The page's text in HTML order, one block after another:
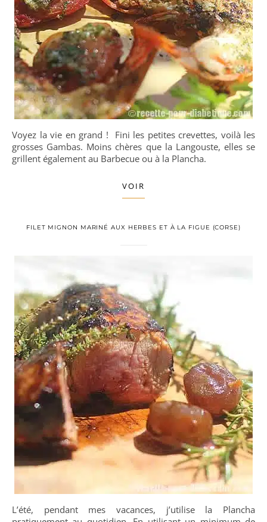
Voyez la vie en grand ! Fini les petites crevettes, voilà les
grosses Gambas. Moins chères que la Langouste, elles se
grillent également au Barbecue ou à la Plancha.
VOIR
FILET MIGNON MARINÉ AUX HERBES ET À LA FIGUE (CORSE)
L’été, pendant mes vacances, j’utilise la Plancha